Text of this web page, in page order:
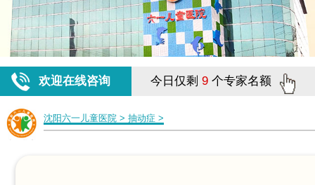
欢迎在线咨询 今日仅剩 9 个专家名额
沈阳六一儿童医院> 抽动症 >